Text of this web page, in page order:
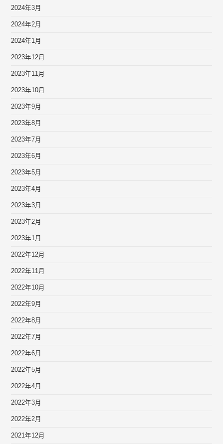
2024年3月
2024年2月
2024年1月
2023年12月
2023年11月
2023年10月
2023年9月
2023年8月
2023年7月
2023年6月
2023年5月
2023年4月
2023年3月
2023年2月
2023年1月
2022年12月
2022年11月
2022年10月
2022年9月
2022年8月
2022年7月
2022年6月
2022年5月
2022年4月
2022年3月
2022年2月
2021年12月